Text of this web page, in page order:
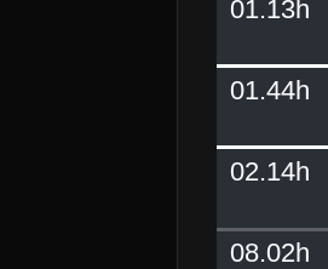
01.13h
01.44h
02.14h
08.02h